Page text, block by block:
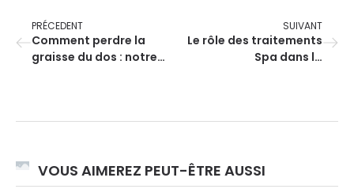
PRÉCEDENT
Comment perdre la
graisse du dos : notre
SUIVANT
Le rôle des traitements
Spa dans la
VOUS AIMEREZ PEUT-ÊTRE AUSSI